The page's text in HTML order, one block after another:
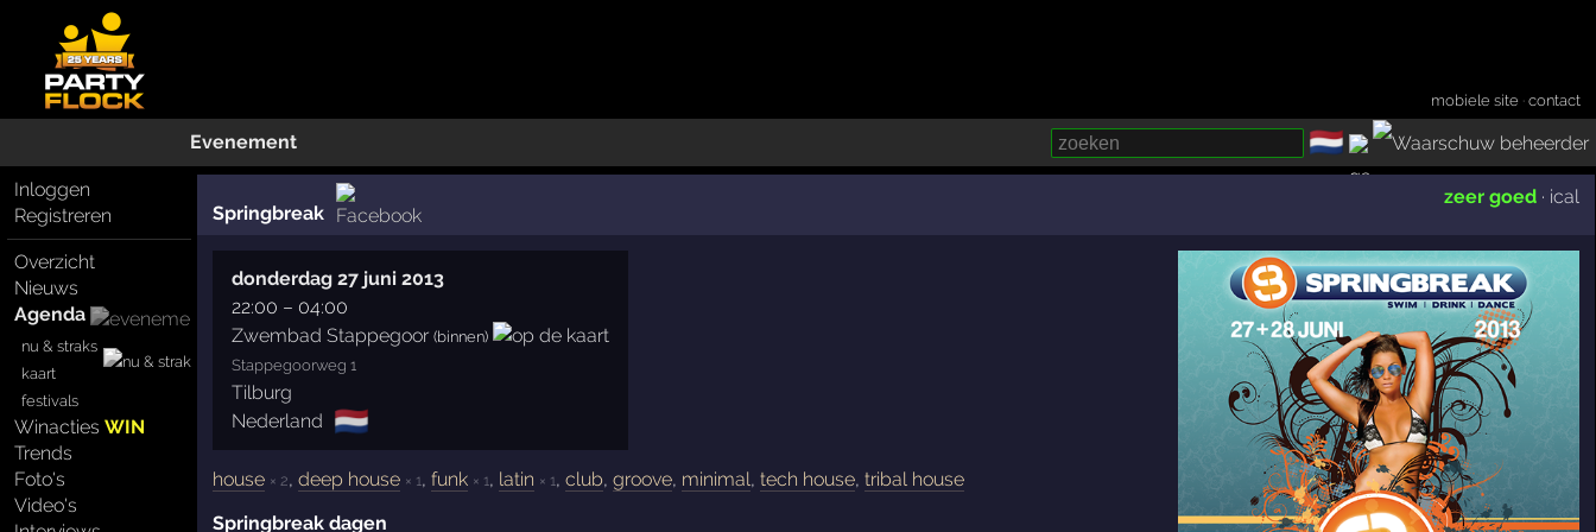
mobiele site ·contact
Evenement 🇳🇱
Inloggen
Registreren
Overzicht
Nieuws
Agenda
nu & straks
kaart
festivals
WinactiesWIN
Trends
Foto's
Video's
Springbreak
zeer goed · ical
donderdag 27 juni 2013
22:00 – 04:00
Zwembad Stappegoor (binnen)
Stappegoorweg 1
Tilburg
Nederland 🇳🇱
house × 2, deep house × 1, funk × 1, latin × 1, club, groove, minimal, tech house, tribal house
Springbreak dagen